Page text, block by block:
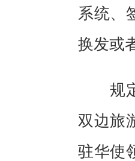
系统、
换发或
规定
双边旅
驻华使